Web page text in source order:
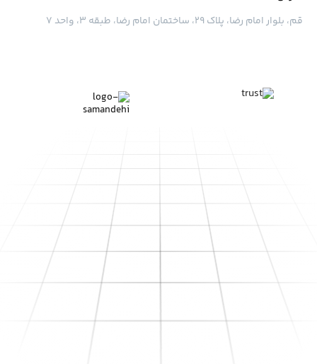
قم، بلوار امام رضا، پلاک ۲۹، ساختمان امام رضا، طبقه ۳، واحد ۷